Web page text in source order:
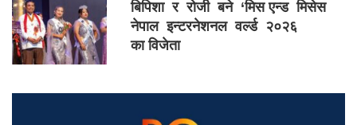
बिपिशा र रोजी बने ‘मिस एन्ड मिसेस
नेपाल इन्टरनेशनल वर्ल्ड २०२६
का विजेता